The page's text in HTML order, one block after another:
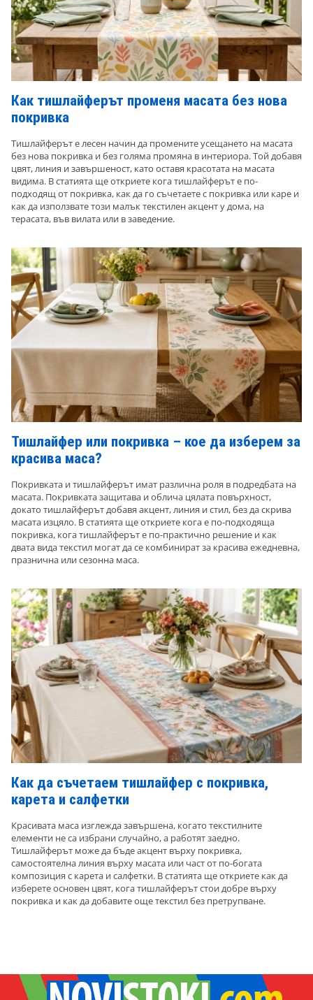
Как тишлайферът променя масата без нова
покривка
Тишлайферът е лесен начин да промените усещането на масата
без нова покривка и без голяма промяна в интериора. Той добавя
цвят, линия и завършеност, като оставя красотата на масата
видима. В статията ще откриете кога тишлайферът е по-
подходящ от покривка, как да го съчетаете с покривка или каре и
как да използвате този малък текстилен акцент у дома, на
терасата, във вилата или в заведение.
Тишлайфер или покривка – кое да изберем за
красива маса?
Покривката и тишлайферът имат различна роля в подредбата на
масата. Покривката защитава и облича цялата повърхност,
докато тишлайферът добавя акцент, линия и стил, без да скрива
масата изцяло. В статията ще откриете кога е по-подходяща
покривка, кога тишлайферът е по-практично решение и как
двата вида текстил могат да се комбинират за красива ежедневна,
празнична или сезонна маса.
Как да съчетаем тишлайфер с покривка,
карета и салфетки
Красивата маса изглежда завършена, когато текстилните
елементи не са избрани случайно, а работят заедно.
Тишлайферът може да бъде акцент върху покривка,
самостоятелна линия върху масата или част от по-богата
композиция с карета и салфетки. В статията ще откриете как да
изберете основен цвят, кога тишлайферът стои добре върху
покривка и как да добавите още текстил без претрупване.